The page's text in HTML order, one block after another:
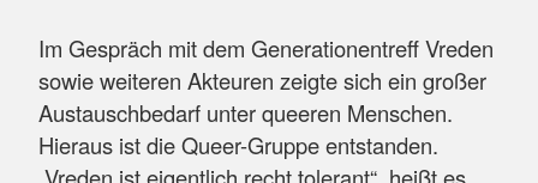
Im Gespräch mit dem Generationentreff Vreden
sowie weiteren Akteuren zeigte sich ein großer
Austauschbedarf unter queeren Menschen.
Hieraus ist die Queer-Gruppe entstanden.